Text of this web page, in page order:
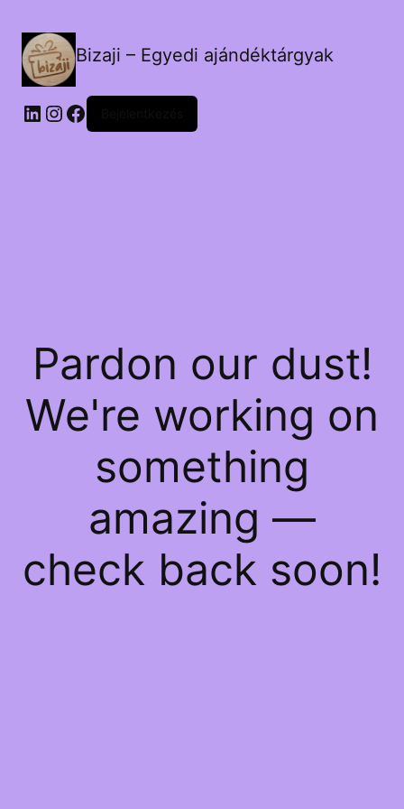
Bizaji – Egyedi ajándéktárgyak
LinkedIn
Instagram
Facebook
Pardon our dust!
We're working on
something
amazing —
check back soon!